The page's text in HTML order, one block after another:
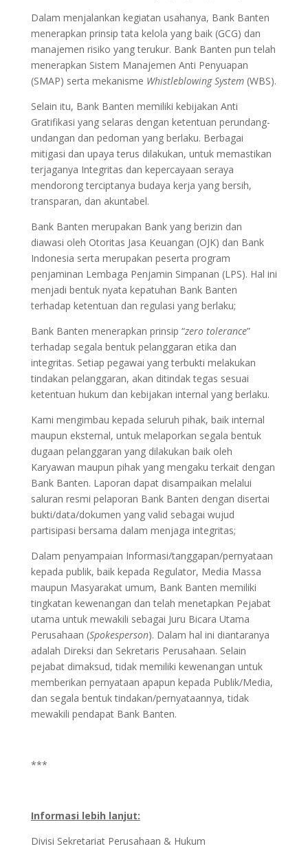
Dalam menjalankan kegiatan usahanya, Bank Banten
menerapkan prinsip tata kelola yang baik (GCG) dan
manajemen risiko yang terukur. Bank Banten pun telah
menerapkan Sistem Manajemen Anti Penyuapan
(SMAP) serta mekanisme Whistleblowing System(WBS).
Selain itu, Bank Banten memiliki kebijakan Anti
Gratifikasi yang selaras dengan ketentuan perundang-
undangan dan pedoman yang berlaku. Berbagai
mitigasi dan upaya terus dilakukan, untuk memastikan
terjaganya Integritas dan kepercayaan seraya
mendorong terciptanya budaya kerja yang bersih,
transparan, dan akuntabel.
Bank Banten merupakan Bank yang berizin dan
diawasi oleh Otoritas Jasa Keuangan (OJK) dan Bank
Indonesia serta merupakan peserta program
penjaminan Lembaga Penjamin Simpanan (LPS). Hal ini
menjadi bentuk nyata kepatuhan Bank Banten
terhadap ketentuan dan regulasi yang berlaku;
Bank Banten menerapkan prinsip “zero tolerance”
terhadap segala bentuk pelanggaran etika dan
integritas. Setiap pegawai yang terbukti melakukan
tindakan pelanggaran, akan ditindak tegas sesuai
ketentuan hukum dan kebijakan internal yang berlaku.
Kami mengimbau kepada seluruh pihak, baik internal
maupun eksternal, untuk melaporkan segala bentuk
dugaan pelanggaran yang dilakukan baik oleh
Karyawan maupun pihak yang mengaku terkait dengan
Bank Banten. Laporan dapat disampaikan melalui
saluran resmi pelaporan Bank Banten dengan disertai
bukti/data/dokumen yang valid sebagai wujud
partisipasi bersama dalam menjaga integritas;
Dalam penyampaian Informasi/tanggapan/pernyataan
kepada publik, baik kepada Regulator, Media Massa
maupun Masyarakat umum, Bank Banten memiliki
tingkatan kewenangan dan telah menetapkan Pejabat
utama untuk mewakili sebagai Juru Bicara Utama
Perusahaan (Spokesperson). Dalam hal ini diantaranya
adalah Direksi dan Sekretaris Perusahaan. Selain
pejabat dimaksud, tidak memiliki kewenangan untuk
memberikan pernyataan apapun kepada Publik/Media,
dan segala bentuk tindakan/pernyataannya, tidak
mewakili pendapat Bank Banten.
***
Informasi lebih lanjut:
Divisi Sekretariat Perusahaan & Hukum